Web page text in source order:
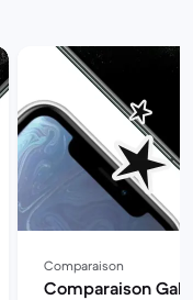
Comparaison
Comparaison